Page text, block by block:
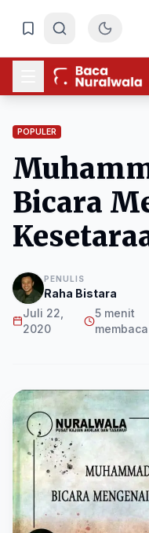
POPULER
Bicara
PENULIS
Raha Bistara
Juli 22,
2020
5 menit
membaca